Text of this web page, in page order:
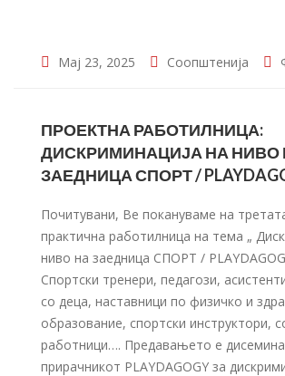
Мај 23, 2025 Соопштенија
ПРОЕКТНА РАБОТИЛНИЦА:
ДИСКРИМИНАЦИЈА НА НИВО
ЗАЕДНИЦА СПОРТ /
Почитувани, Ве покануваме на
практична работилница на тема „
ниво на заедница СПОРТ /
Спортски тренери, педагози,
со деца, наставници по физичко и
образование, спортски инструктори,
работници…. Предавањето е
прирачникот PLAYDAGOGY за